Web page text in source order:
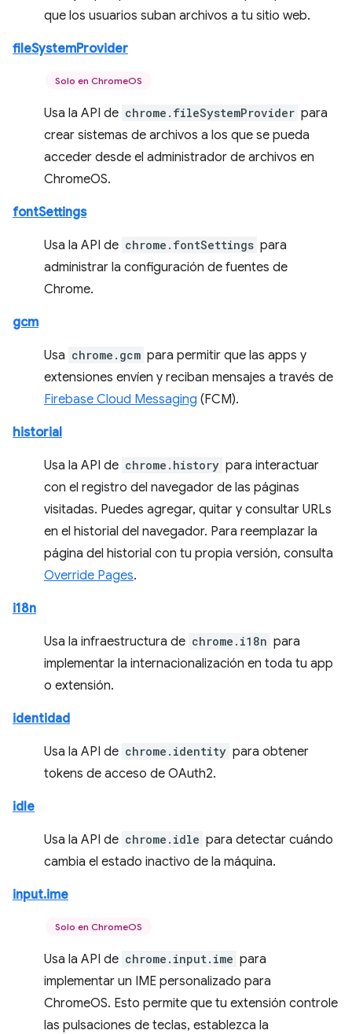
que los usuarios suban archivos a tu sitio web.
fileSystemProvider
Solo en ChromeOS
Usa la API de chrome.fileSystemProvider para
crear sistemas de archivos a los que se pueda
acceder desde el administrador de archivos en
ChromeOS.
fontSettings
Usa la API de chrome.fontSettings para
administrar la configuración de fuentes de
Chrome.
gcm
Usa chrome.gcm para permitir que las apps y
extensiones envíen y reciban mensajes a través de
Firebase Cloud Messaging (FCM).
historial
Usa la API de chrome.history para interactuar
con el registro del navegador de las páginas
visitadas. Puedes agregar, quitar y consultar URLs
en el historial del navegador. Para reemplazar la
página del historial con tu propia versión, consulta
Override Pages.
i18n
Usa la infraestructura de chrome.i18n para
implementar la internacionalización en toda tu app
o extensión.
identidad
Usa la API de chrome.identity para obtener
tokens de acceso de OAuth2.
idle
Usa la API de chrome.idle para detectar cuándo
cambia el estado inactivo de la máquina.
input.ime
Solo en ChromeOS
Usa la API de chrome.input.ime para
implementar un IME personalizado para
ChromeOS. Esto permite que tu extensión controle
las pulsaciones de teclas, establezca la